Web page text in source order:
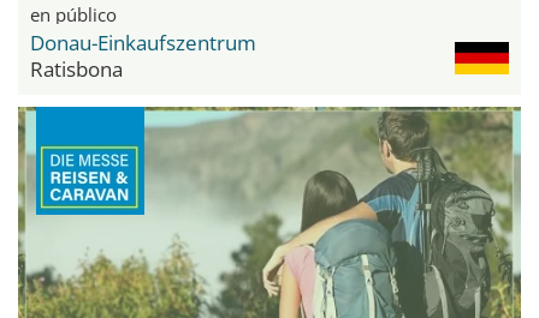
en público
Donau-Einkaufszentrum
Ratisbona